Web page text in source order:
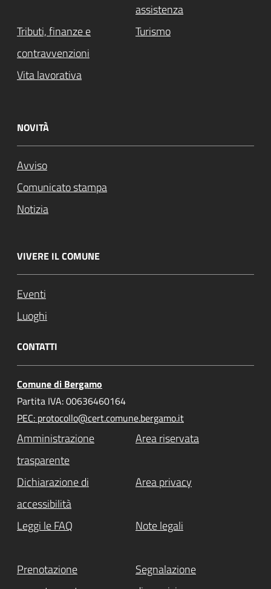
assistenza
Tributi, finanze e
contravvenzioni
Turismo
Vita lavorativa
NOVITÀ
Avviso
Comunicato stampa
Notizia
VIVERE IL COMUNE
Eventi
Luoghi
CONTATTI
Comune di Bergamo
Partita IVA: 00636460164
PEC: protocollo@cert.comune.bergamo.it
Amministrazione
trasparente
Area riservata
Dichiarazione di
accessibilità
Area privacy
Leggi le FAQ Note legali
Prenotazione
Segnalazione